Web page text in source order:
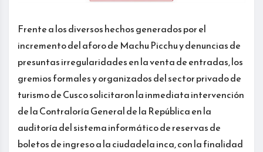
Frente a los diversos hechos generados por el
incremento del aforo de Machu Picchu y denuncias de
presuntas irregularidades en la venta de entradas, los
gremios formales y organizados del sector privado de
turismo de Cusco solicitaron la inmediata intervención
de la Contraloría General de la República en la
auditoría del sistema informático de reservas de
boletos de ingreso a la ciudadela inca, con la finalidad